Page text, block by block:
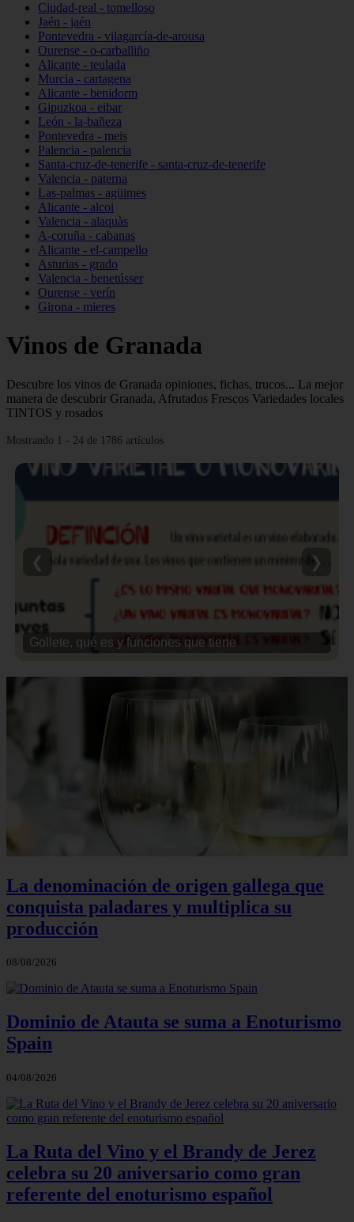
Ciudad-real - tomelloso
Jaén - jaén
Pontevedra - vilagarcía-de-arousa
Ourense - o-carballiño
Alicante - teulada
Murcia - cartagena
Alicante - benidorm
Gipuzkoa - eibar
León - la-bañeza
Pontevedra - meis
Palencia - palencia
Santa-cruz-de-tenerife - santa-cruz-de-tenerife
Valencia - paterna
Las-palmas - agüimes
Alicante - alcoi
Valencia - alaquàs
A-coruña - cabanas
Alicante - el-campello
Asturias - grado
Valencia - benetússer
Ourense - verín
Girona - mieres
Vinos de Granada
Descubre los vinos de Granada opiniones, fichas, trucos... La mejor
manera de descubrir Granada, Afrutados Frescos Variedades locales
TINTOS y rosados
Mostrando 1 - 24 de 1786 artículos
Gollete, qué es y funciones que tiene
❮ ❯
La denominación de origen gallega que
conquista paladares y multiplica su
producción
08/08/2026
Dominio de Atauta se suma a Enoturismo
Spain
04/08/2026
La Ruta del Vino y el Brandy de Jerez
celebra su 20 aniversario como gran
referente del enoturismo español